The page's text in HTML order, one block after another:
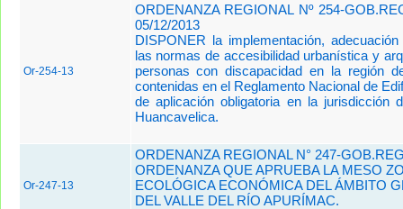
Or-254-13
ORDENANZA REGIONAL Nº 254-
05/12/2013
DISPONER la implementación,
las normas de accesibilidad urbanística y
personas con discapacidad en la región
contenidas en el Reglamento Nacional de
de aplicación obligatoria en la jurisdicción
Huancavelica.
Or-247-13
ORDENANZA REGIONAL N° 247-
ORDENANZA QUE APRUEBA LA MESO
ECOLÓGICA ECONÓMICA DEL ÁMBITO
DEL VALLE DEL RÍO APURÍMAC.